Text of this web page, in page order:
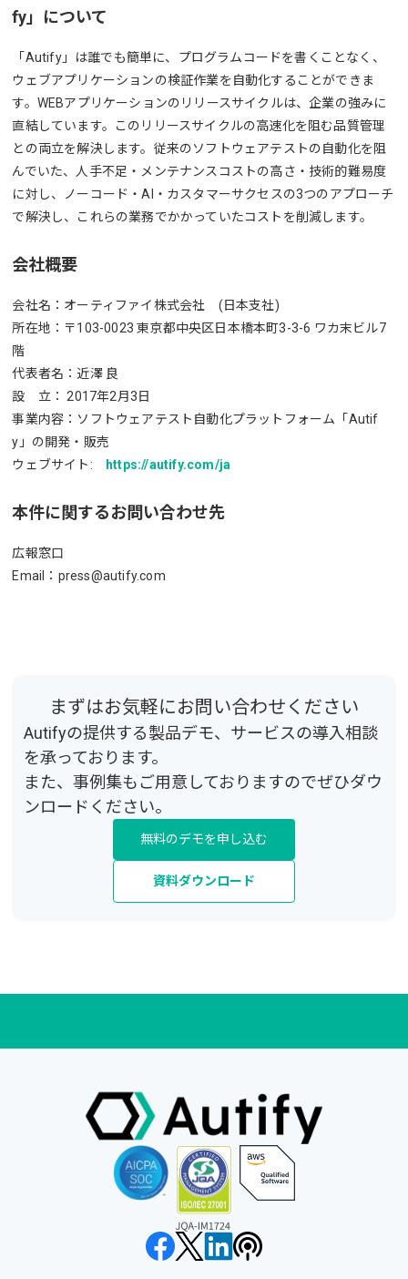
fy」について
「Autify」は誰でも簡単に、プログラムコードを書くことなく、
ウェブアプリケーションの検証作業を自動化することができま
す。WEBアプリケーションのリリースサイクルは、企業の強みに
直結しています。このリリースサイクルの高速化を阻む品質管理
との両立を解決します。従来のソフトウェアテストの自動化を阻
んでいた、人手不足・メンテナンスコストの高さ・技術的難易度
に対し、ノーコード・AI・カスタマーサクセスの3つのアプローチ
で解決し、これらの業務でかかっていたコストを削減します。
会社概要
会社名：オーティファイ株式会社 (日本支社)
所在地：〒103-0023 東京都中央区日本橋本町3-3-6 ワカ末ビル7
階
代表者名：近澤 良
設 立： 2017年2月3日
事業内容：ソフトウェアテスト自動化プラットフォーム「Autif
y」の開発・販売
ウェブサイト:
https://autify.com/ja
本件に関するお問い合わせ先
広報窓口
Email：press@autify.com
まずはお気軽にお問い合わせください
Autifyの提供する製品デモ、サービスの導入相談
を承っております。
また、事例集もご用意しておりますのでぜひダウ
ンロードください。
無料のデモを申し込む
資料ダウンロード